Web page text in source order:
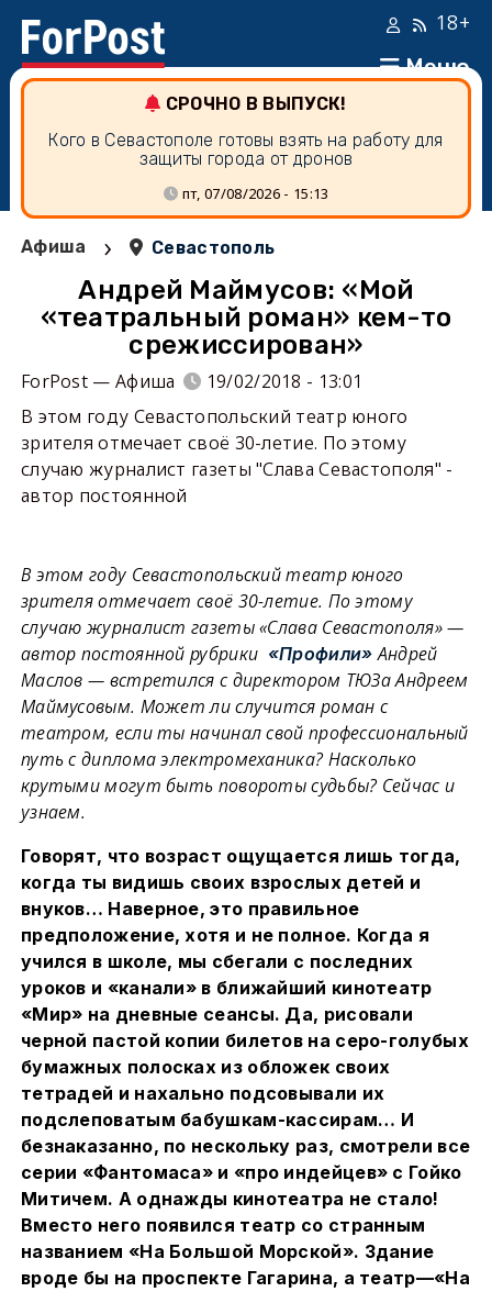
Меню
18+
СРОЧНО В ВЫПУСК!
Кого в Севастополе готовы взять на работу для
защиты города от дронов
пт, 07/08/2026 - 15:13
Афиша › Севастополь
Андрей Маймусов: «Мой
«театральный роман» кем-то
срежиссирован»
ForPost — Афиша
19/02/2018 - 13:01
В этом году Севастопольский театр юного
зрителя отмечает своё 30-летие. По этому
случаю журналист газеты "Слава Севастополя" -
автор постоянной
В этом году Севастопольский театр юного
зрителя отмечает своё 30-летие. По этому
случаю журналист газеты «Слава Севастополя» —
автор постоянной рубрики «Профили» Андрей
Маслов — встретился с директором ТЮЗа Андреем
Маймусовым. Может ли случится роман с
театром, если ты начинал свой профессиональный
путь с диплома электромеханика? Насколько
крутыми могут быть повороты судьбы? Сейчас и
узнаем.
Говорят, что возраст ощущается лишь тогда,
когда ты видишь своих взрослых детей и
внуков… Наверное, это правильное
предположение, хотя и не полное. Когда я
учился в школе, мы сбегали с последних
уроков и «канали» в ближайший кинотеатр
«Мир» на дневные сеансы. Да, рисовали
черной пастой копии билетов на серо-голубых
бумажных полосках из обложек своих
тетрадей и нахально подсовывали их
подслеповатым бабушкам-кассирам… И
безнаказанно, по нескольку раз, смотрели все
серии «Фантомаса» и «про индейцев» с Гойко
Митичем. А однажды кинотеатра не стало!
Вместо него появился театр со странным
названием «На Большой Морской». Здание
вроде бы на проспекте Гагарина, а театр—«На